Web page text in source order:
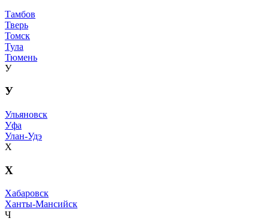
Тамбов
Тверь
Томск
Тула
Тюмень
У
У
Ульяновск
Уфа
Улан-Удэ
Х
Х
Хабаровск
Ханты-Мансийск
Ч